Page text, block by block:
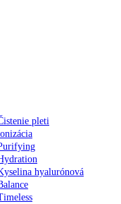
pleti
hyalurónová